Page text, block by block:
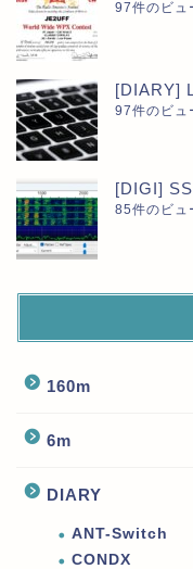
97件のビュ
[DIARY]
97件のビュ
[DIGI]
85件のビュ
160m
6m
DIARY
ANT-Switch
CONDX